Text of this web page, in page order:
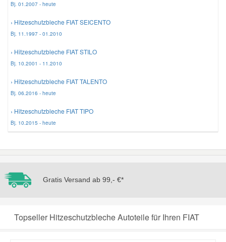
Bj. 01.2007 - heute
› Hitzeschutzbleche FIAT SEICENTO
Bj. 11.1997 - 01.2010
› Hitzeschutzbleche FIAT STILO
Bj. 10.2001 - 11.2010
› Hitzeschutzbleche FIAT TALENTO
Bj. 06.2016 - heute
› Hitzeschutzbleche FIAT TIPO
Bj. 10.2015 - heute
Gratis Versand ab 99,- €*
Topseller Hitzeschutzbleche Autoteile für Ihren FIAT
Mitsubishi Ersatzteile
Nissan Ersatzteile
Porsche Ersatzteile
Seat Ersatzteile
Skoda Ersatzteile
Smart Ersatzteile
Suzuki Ersatzteile